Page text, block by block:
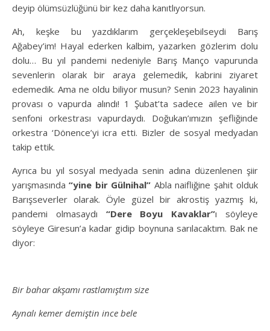
deyip ölümsüzlüğünü bir kez daha kanıtlıyorsun.
Ah, keşke bu yazdıklarım gerçekleşebilseydi Barış
Ağabey’im! Hayal ederken kalbim, yazarken gözlerim dolu
dolu… Bu yıl pandemi nedeniyle Barış Manço vapurunda
sevenlerin olarak bir araya gelemedik, kabrini ziyaret
edemedik. Ama ne oldu biliyor musun? Senin 2023 hayalinin
provası o vapurda alındı! 1 Şubat’ta sadece ailen ve bir
senfoni orkestrası vapurdaydı. Doğukan’ımızın şefliğinde
orkestra ‘Dönence’yi icra etti. Bizler de sosyal medyadan
takip ettik.
Ayrıca bu yıl sosyal medyada senin adına düzenlenen şiir
yarışmasında“yine bir Gülnihal” Abla naifliğine şahit olduk
Barışseverler olarak. Öyle güzel bir akrostiş yazmış ki,
pandemi olmasaydı “Dere Boyu Kavaklar”ı söyleye
söyleye Giresun’a kadar gidip boynuna sarılacaktım. Bak ne
diyor:
Bir bahar akşamı rastlamıştım size
Aynalı kemer demiştin ince bele